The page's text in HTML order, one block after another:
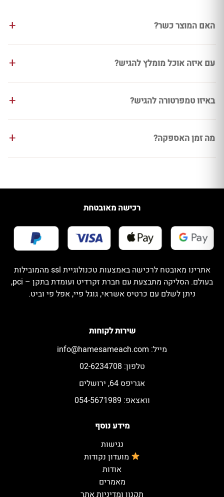
האם המוצר כשר?
עם איזה אוכל מומלץ להגיש?
באיזו טמפרטורה להגיש?
מה זמן האספקה?
מידע נוסף
נגישות
מועדון נקודות
אודות
מאמרים
תקנון ומדיניות אתר
שירות לקוחות
מייל: info@hamesameach.com
טלפון: 02-6234708
אגריפס 64, ירושלים
וואצאפ: 054-5671989
רכישה מאובטחת
אתרינו מאובטח לרכישה באמצעות טכנולוגיית ssl מהמובילות
בעולם. הסליקה מתבצעת עם חברת זקרדיט ועומדת בתקן – pci,
ניתן לשלם עם כרטיס אשראי, גוגל פיי, אפל פי וביט.